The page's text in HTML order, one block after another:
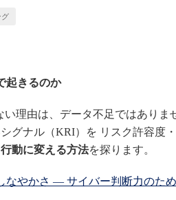
グ
起きるのか
理由は、データ不足ではありま
グナル（KRI）を リスク許容度
動に変える方法を探ります。
なやかさ ― サイバー判断力のた